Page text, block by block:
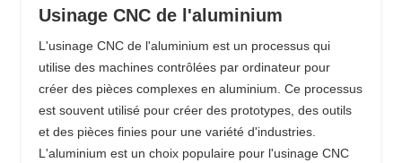
Usinage CNC de l'aluminium
L'usinage CNC de l'aluminium est un processus qui
utilise des machines contrôlées par ordinateur pour
créer des pièces complexes en aluminium. Ce processus
est souvent utilisé pour créer des prototypes, des outils
et des pièces finies pour une variété d'industries.
L'aluminium est un choix populaire pour l'usinage CNC